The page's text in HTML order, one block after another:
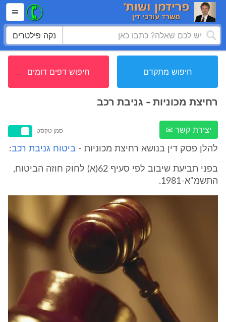
נקה פילטרים
חיפוש מתקדם חיפוש דפים דומים
רחיצת מכוניות - גניבת רכב
יצירת קשר ✉ סמן טקסט
להלן פסק דין בנושא רחיצת מכוניות - ביטוח גניבת רכב:
בפני תביעת שיבוב לפי סעיף 62(א) לחוק חוזה הביטוח,
התשמ"א-1981.